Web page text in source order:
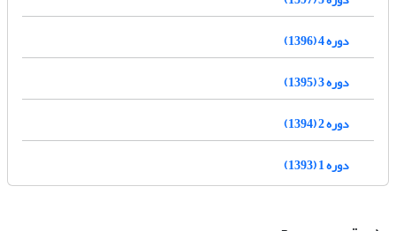
دوره 4 (1396)
دوره 3 (1395)
دوره 2 (1394)
دوره 1 (1393)